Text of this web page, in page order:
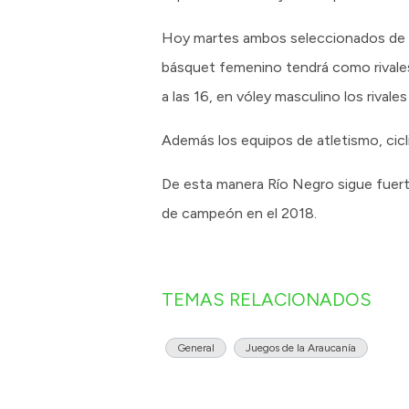
Hoy martes ambos seleccionados
básquet femenino tendrá como
a las 16, en vóley masculino los
Además los equipos de atletismo,
De esta manera Río Negro sigue
de campeón en el 2018.
TEMAS RELACIONADOS
General Juegos de la Araucanía